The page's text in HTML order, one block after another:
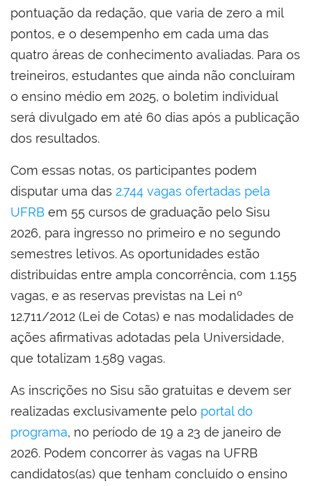
pontuação da redação, que varia de zero a mil
pontos, e o desempenho em cada uma das
quatro áreas de conhecimento avaliadas. Para os
treineiros, estudantes que ainda não concluíram
o ensino médio em 2025, o boletim individual
será divulgado em até 60 dias após a publicação
dos resultados.
Com essas notas, os participantes podem
disputar uma das 2.744 vagas ofertadas pela
UFRB em 55 cursos de graduação pelo Sisu
2026, para ingresso no primeiro e no segundo
semestres letivos. As oportunidades estão
distribuídas entre ampla concorrência, com 1.155
vagas, e as reservas previstas na Lei nº
12.711/2012 (Lei de Cotas) e nas modalidades de
ações afirmativas adotadas pela Universidade,
que totalizam 1.589 vagas.
As inscrições no Sisu são gratuitas e devem ser
realizadas exclusivamente pelo portal do
programa, no período de 19 a 23 de janeiro de
2026. Podem concorrer às vagas na UFRB
candidatos(as) que tenham concluído o ensino